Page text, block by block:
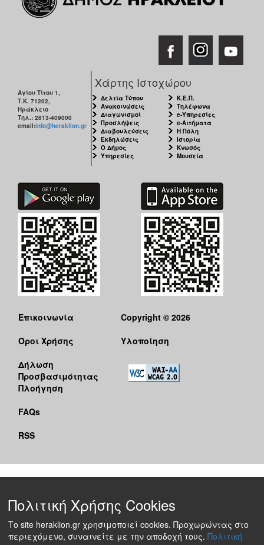
Αγίου Τίτου 1,
Τ.Κ. 71202,
Ηράκλειο
Τηλ.: 2813-409000
email:info@heraklion.gr
Χάρτης Ιστοχώρου
Δελτία Τύπου
Ανακοινώσεις
Διαγωνισμοί
Προσλήψεις
Διαβουλεύσεις
Εκδηλώσεις
Ο Δήμος
Υπηρεσίες
Κ.Ε.Π.
Τηλέφωνα
e-Υπηρεσίες
e-Αιτήματα
Η Πόλη
Ιστορία
Κνωσός
Μουσεία
Επικοινωνία
Όροι Χρήσης
Δήλωση
Προσβασιμότητας
Πλοήγηση
FAQs
RSS
Copyright © 2026
Υλοποίηση
Πολιτική Χρήσης Cookies
Το site heraklion.gr χρησιμοποιεί cookies. Προχωρώντας στο
περιεχόμενο, συναινείτε με την αποδοχή τους. Πολιτική